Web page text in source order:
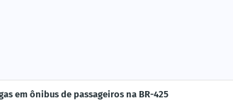
em ônibus de passageiros na BR-425